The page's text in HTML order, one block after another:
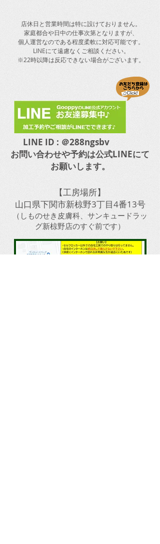
店休日と​営業時間は特に設けておりません。
​家庭都合や日中の仕事次第となりますが、
個人運営なのである程度柔軟に対応可能です。
LINEにて遠慮なくご相談ください。
​※22時以降は反応できない場合がございます。
LINE ID : ＠288ngsbv
​お問い合わせや予約は公式LINEにて
お願いします。
【工房場所】
山口県下関市新椋野3丁目4番13号
​（しものせき皮膚科、サンキュードラッ
グ新椋野店のすぐ前です）